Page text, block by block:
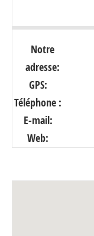
Notre
adresse:
GPS:
Téléphone :
E-mail:
Web: